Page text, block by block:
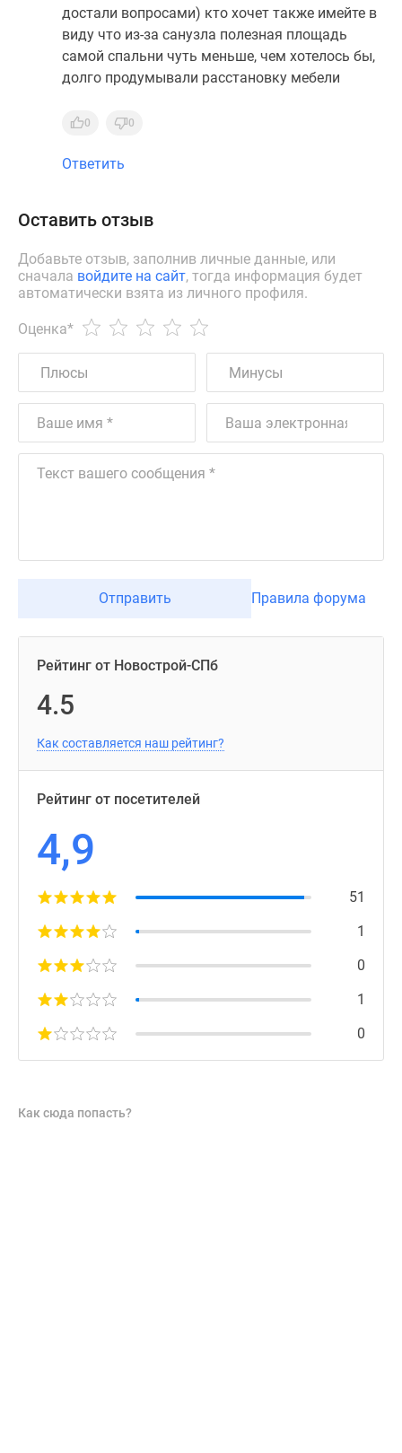
достали вопросами) кто хочет также имейте в
виду что из-за санузла полезная площадь
самой спальни чуть меньше, чем хотелось бы,
долго продумывали расстановку мебели
0 0
Ответить
Оставить отзыв
Добавьте отзыв, заполнив личные данные, или
сначала войдите на сайт, тогда информация будет
автоматически взята из личного профиля.
Оценка*
Отправить Правила форума
Рейтинг от Новострой-СПб
4.5
Как составляется наш рейтинг?
Рейтинг от посетителей
4,9
51
1
0
1
0
Как сюда попасть?